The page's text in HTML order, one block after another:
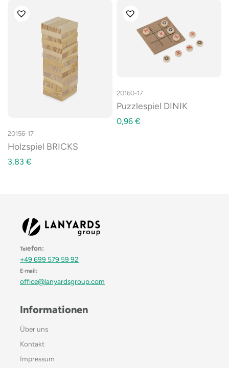
20156-17
Holzspiel BRICKS
3,83 €
20160-17
Puzzlespiel DINIK
0,96 €
Telefon:
+49 699 579 59 92
E-mail:
office@lanyardsgroup.com
Informationen
Über uns
Kontakt
Impressum